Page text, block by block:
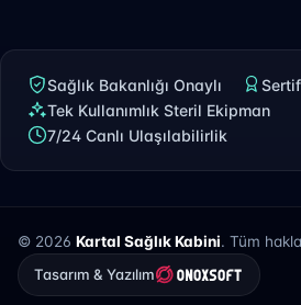
Sağlık Bakanlığı Onaylı
Tek Kullanımlık Steril Ekipman
7/24 Canlı Ulaşılabilirlik
© 2026 Kartal Sağlık Kabini. Tüm
Tasarım & Yazılım